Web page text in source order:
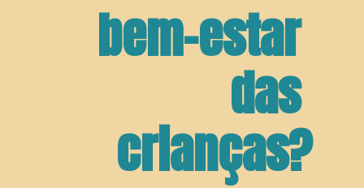
bem-estar
das
crianças?